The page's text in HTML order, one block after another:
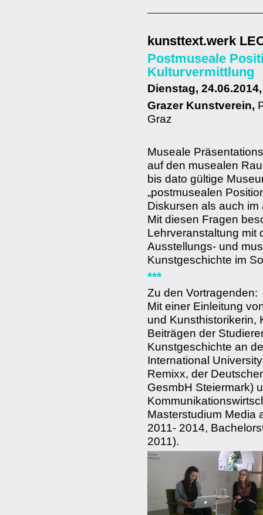
kunsttext.werk
Postmuseale
Kulturvermittlung
Dienstag,
Grazer Kunstverein,
Graz
Museale
auf den musealen
bis dato gültige
„postmusealen
Diskursen als auch
Mit diesen Fragen
Lehrveranstaltung mit
Ausstellungs- und
Kunstgeschichte im
***
Zu den Vortragenden:
Mit einer Einleitung
und Kunsthistorikerin,
Beiträgen der
Kunstgeschichte an
International
Remixx, der
GesmbH Steiermark)
Masterstudium Media
2011- 2014,
2011).